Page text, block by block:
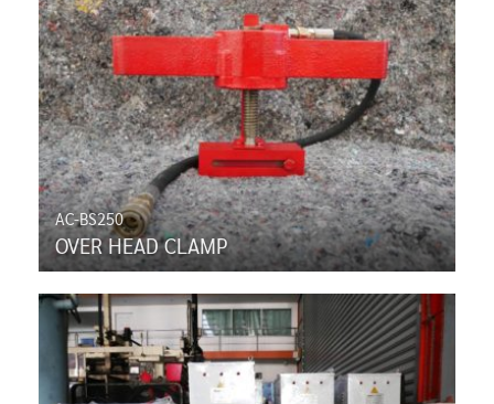
AC-BS250
OVER HEAD CLAMP